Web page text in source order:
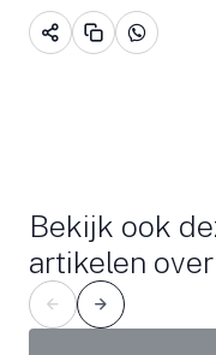
Bekijk ook
artikelen